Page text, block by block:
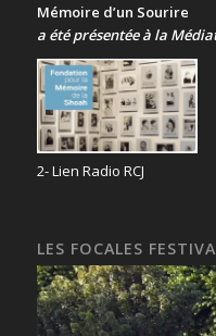
Mémoire d’un Sourire
a été présentéeà la
2- Lien Radio RCJ
LES FOCALES